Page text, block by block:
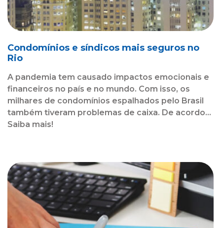
Condomínios e síndicos mais seguros no
Rio
A pandemia tem causado impactos emocionais e
financeiros no país e no mundo. Com isso, os
milhares de condomínios espalhados pelo Brasil
também tiveram problemas de caixa. De acordo...
Saiba mais!